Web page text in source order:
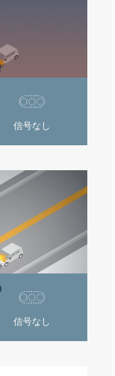
信号なし
信号なし